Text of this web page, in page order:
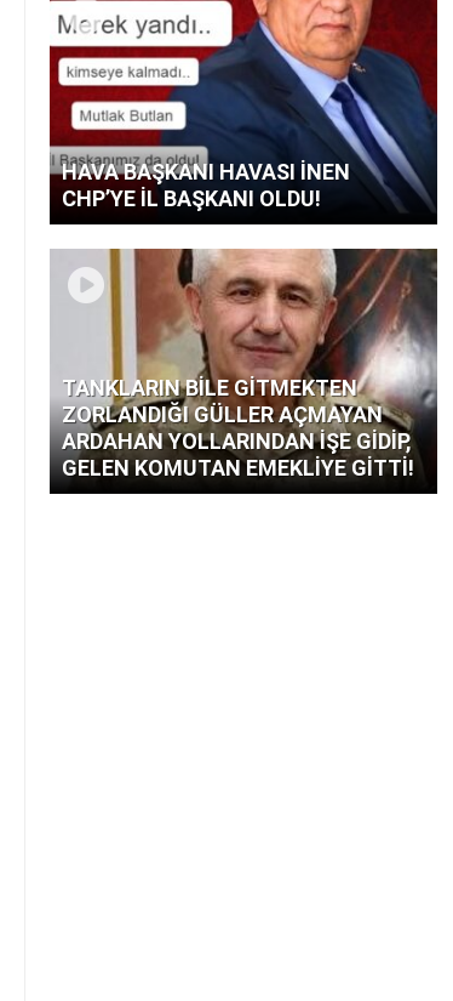
HAVA BAŞKANI HAVASI İNEN
CHP’YE İL BAŞKANI OLDU!
TANKLARIN BİLE GİTMEKTEN
ZORLANDIĞI GÜLLER AÇMAYAN
ARDAHAN YOLLARINDAN İŞE GİDİP,
GELEN KOMUTAN EMEKLİYE GİTTİ!